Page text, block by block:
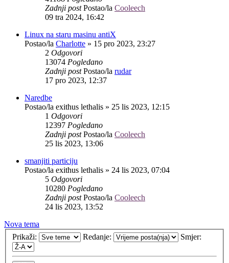
Zadnji postPostao/la Cooleech
09 tra 2024, 16:42
Linux na staru masinu antiX
Postao/la Charlotte » 15 pro 2023, 23:27
2 Odgovori
13074 Pogledano
Zadnji postPostao/la rudar
17 pro 2023, 12:37
Naredbe
Postao/la exithus lethalis » 25 lis 2023, 12:15
1 Odgovori
12397 Pogledano
Zadnji postPostao/la Cooleech
25 lis 2023, 13:06
smanjiti particiju
Postao/la exithus lethalis » 24 lis 2023, 07:04
5 Odgovori
10280 Pogledano
Zadnji postPostao/la Cooleech
24 lis 2023, 13:52
Nova tema
Prikaži:
Redanje: Smjer: